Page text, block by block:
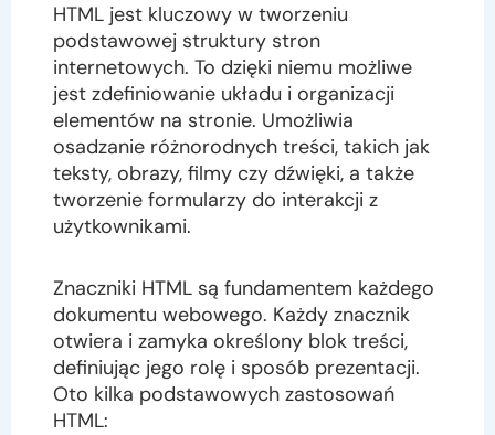
HTML jest kluczowy w tworzeniu
podstawowej struktury stron
internetowych. To dzięki niemu możliwe
jest zdefiniowanie układu i organizacji
elementów na stronie. Umożliwia
osadzanie różnorodnych treści, takich jak
teksty, obrazy, filmy czy dźwięki, a także
tworzenie formularzy do interakcji z
użytkownikami.
Znaczniki HTML są fundamentem każdego
dokumentu webowego. Każdy znacznik
otwiera i zamyka określony blok treści,
definiując jego rolę i sposób prezentacji.
Oto kilka podstawowych zastosowań
HTML: